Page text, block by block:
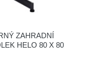
ZAHRADNÍ
HELO 80 X 80